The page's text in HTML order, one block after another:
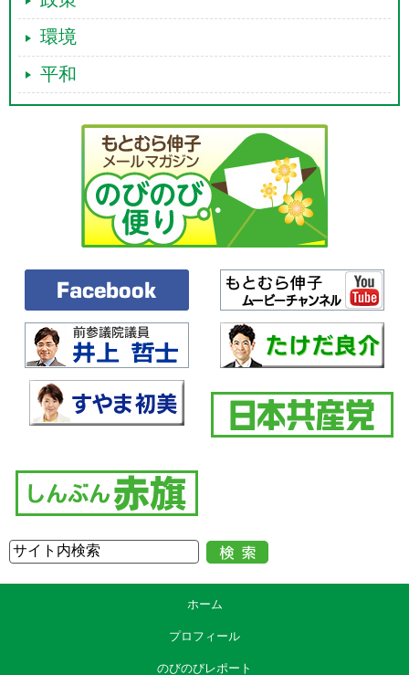
環境
平和
ホーム
プロフィール
のびのびレポート